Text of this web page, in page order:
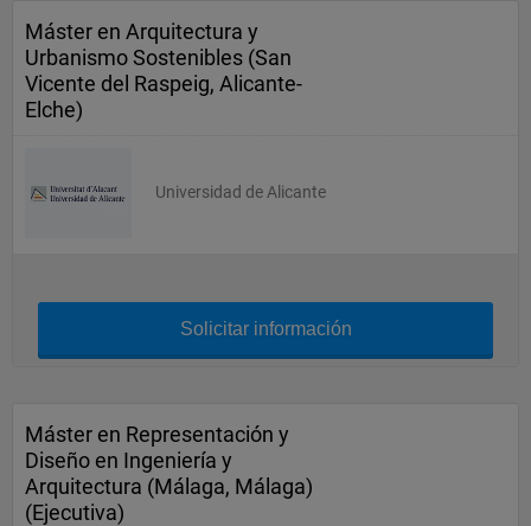
Máster en Arquitectura y
Urbanismo Sostenibles (San
Vicente del Raspeig, Alicante-
Elche)
Universidad de Alicante
Solicitar información
Máster en Representación y
Diseño en Ingeniería y
Arquitectura (Málaga, Málaga)
(Ejecutiva)